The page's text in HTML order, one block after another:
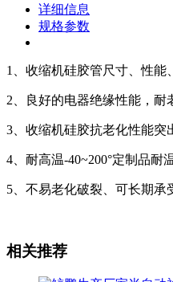
详细信息
规格参数
1、收缩机硅胶管尺寸、性能
2、良好的电器绝缘性能，耐
3、收缩机硅胶抗老化性能突
4、耐高温-40~200°定制品耐
5、不易老化破裂、可长期承
相关推荐